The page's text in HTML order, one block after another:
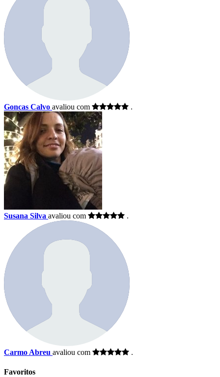
Goncas Calvo avaliou com .
Susana Silva avaliou com .
Carmo Abreu avaliou com .
Favoritos